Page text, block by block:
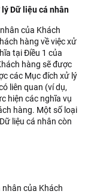
Dữ liệu cá nhân
của Khách
hàng về việc xử
tại Điều 1 của
hàng sẽ được
các Mục đích xử lý
liên quan (ví dụ,
hiện các nghĩa vụ
hàng. Một số loại
liệu cá nhân còn
nhân của Khách